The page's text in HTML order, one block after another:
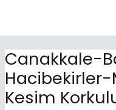
Canakkale-
Hacibekirler-
Kesim